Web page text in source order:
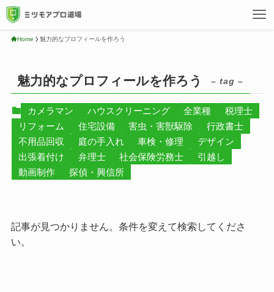
Home 魅力的なプロフィールを作ろう
魅力的なプロフィールを作ろう – tag –
カメラマン ハウスクリーニング 全業種
税理士
リフォーム
住宅設備 害虫・害獣駆除
行政書士
不用品回収
庭の手入れ 車検・修理
デザイン
出張着付け
弁理士 社会保険労務士
引越し
動画制作
探偵・興信所
記事が見つかりません。条件を変えて検索してくださ
い。